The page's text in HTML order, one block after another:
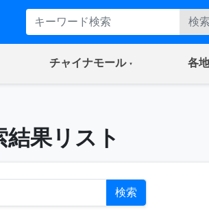
検索
チャイナモール(current) 各
結果リスト
検索